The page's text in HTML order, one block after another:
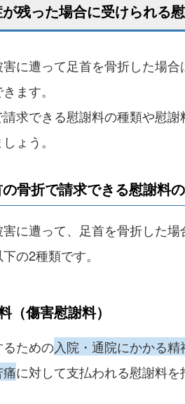
残った場合に受けられる
に遭って足首を骨折した場
ます。
求できる慰謝料の種類や慰
ょう。
の骨折で請求できる慰謝料
に遭って、足首を骨折した
の2種類です。
（傷害慰謝料）
ための入院・通院にかかる精
に対して支払われる慰謝料を